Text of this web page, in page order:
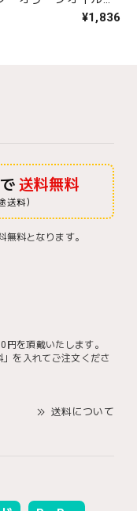
¥1,836
送料無料
料）
料となります。
を頂戴いたします。
を入れてご注文くださ
送料について